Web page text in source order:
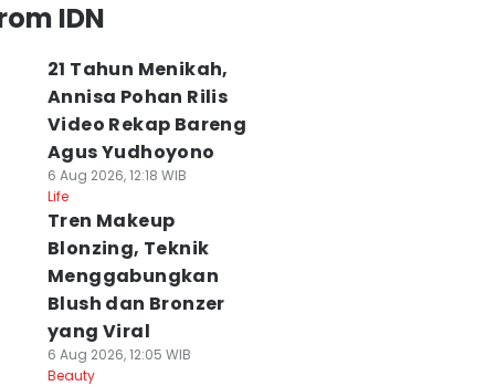
IDN
21 Tahun Menikah,
Annisa Pohan Rilis
Video Rekap Bareng
Agus Yudhoyono
6 Aug 2026, 12:18 WIB
Life
Tren Makeup
Blonzing, Teknik
Menggabungkan
Blush dan Bronzer
yang Viral
6 Aug 2026, 12:05 WIB
Beauty